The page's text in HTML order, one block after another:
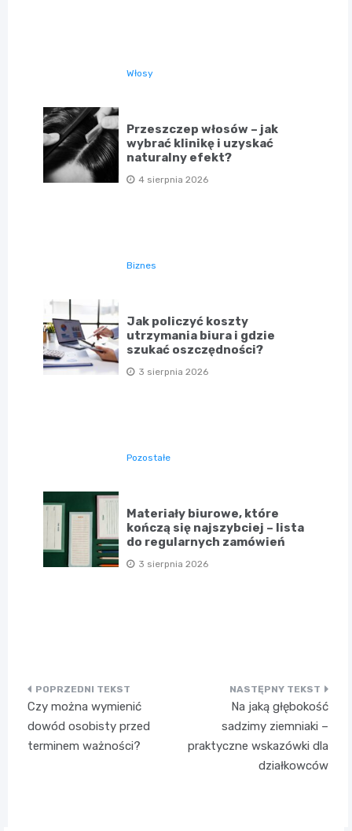
Włosy
Przeszczep włosów – jak
wybrać klinikę i uzyskać
naturalny efekt?
4 sierpnia 2026
Biznes
Jak policzyć koszty
utrzymania biura i gdzie
szukać oszczędności?
3 sierpnia 2026
Pozostałe
Materiały biurowe, które
kończą się najszybciej – lista
do regularnych zamówień
3 sierpnia 2026
Nawigacja
wpisu
Czy można wymienić
dowód osobisty przed
terminem ważności?
Na jaką głębokość
sadzimy ziemniaki –
praktyczne wskazówki dla
działkowców